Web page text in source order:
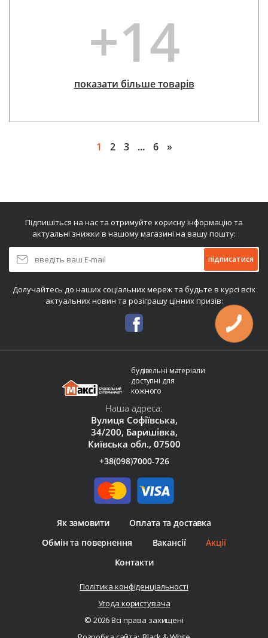
+14
показати більше товарів
1 2 3 ... 6 »
Підпишіться на нас та отримуйте корисну інформацію та
актуальні знижки в нашому магазині на вашу пошту:
підписатися
Долучайтесь до наших соціальних мереж та будьте в курсі всіх
актуальних новин та розіграшу цінних призів:
будівельні матеріали
доступні для
кожного
Наша адреса:
Вулиця Софіївська,
34/200, Баришівка,
Київська обл., 07500
+38(098)7000-726
Як замовити
Оплата та доставка
Обмін та повернення
Вакансії
Акції
Контакти
Політика конфіденціальності
Угода користувача
© 2026 Всі права захищені